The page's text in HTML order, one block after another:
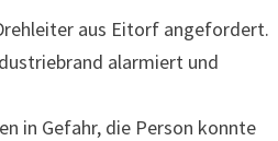
aus Eitorf angefordert.
alarmiert und
in Gefahr, die Person konnte